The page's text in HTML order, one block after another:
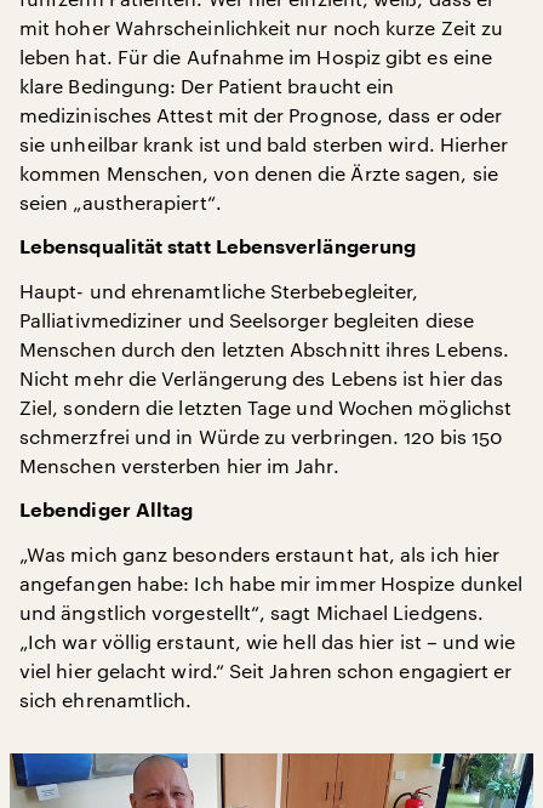
mit hoher Wahrscheinlichkeit nur noch kurze Zeit zu
leben hat. Für die Aufnahme im Hospiz gibt es eine
klare Bedingung: Der Patient braucht ein
medizinisches Attest mit der Prognose, dass er oder
sie unheilbar krank ist und bald sterben wird. Hierher
kommen Menschen, von denen die Ärzte sagen, sie
seien „austherapiert“.
Lebensqualität statt Lebensverlängerung
Haupt- und ehrenamtliche Sterbebegleiter,
Palliativmediziner und Seelsorger begleiten diese
Menschen durch den letzten Abschnitt ihres Lebens.
Nicht mehr die Verlängerung des Lebens ist hier das
Ziel, sondern die letzten Tage und Wochen möglichst
schmerzfrei und in Würde zu verbringen. 120 bis 150
Menschen versterben hier im Jahr.
Lebendiger Alltag
„Was mich ganz besonders erstaunt hat, als ich hier
angefangen habe: Ich habe mir immer Hospize dunkel
und ängstlich vorgestellt“, sagt Michael Liedgens.
„Ich war völlig erstaunt, wie hell das hier ist – und wie
viel hier gelacht wird.“ Seit Jahren schon engagiert er
sich ehrenamtlich.